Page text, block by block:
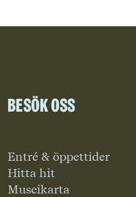
Besök oss
Entré & öppettider
Hitta hit
Museikarta